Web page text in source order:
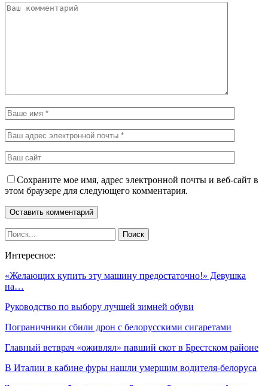
Сохраните мое имя, адрес электронной почты и веб-сайт в
этом браузере для следующего комментария.
Интересное:
«Желающих купить эту машину предостаточно!» Девушка
на…
Руководство по выбору лучшей зимней обуви
Пограничники сбили дрон с белорусскими сигаретами
Главный ветврач «оживлял» павший скот в Брестском районе
В Италии в кабине фуры нашли умершим водителя-белоруса